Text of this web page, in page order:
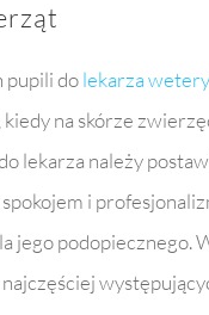
pupili dolekarza
na skórze
lekarza należy
i
jego podopiecznego.